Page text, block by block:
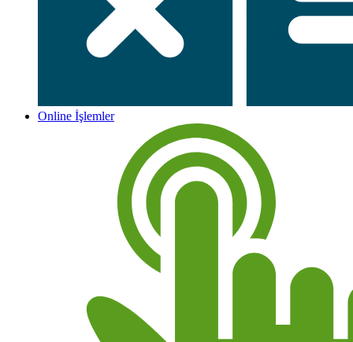
Online İşlemler